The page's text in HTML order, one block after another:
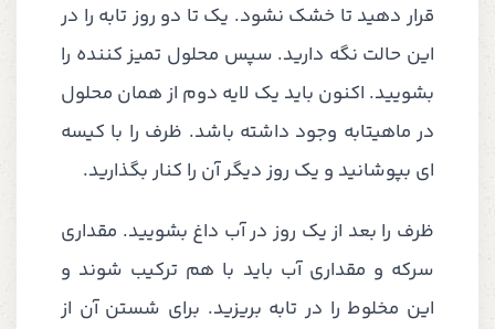
قرار دهید تا خشک نشود. یک تا دو روز تابه را در
این حالت نگه دارید. سپس محلول تمیز کننده را
بشویید. اکنون باید یک لایه دوم از همان محلول
در ماهیتابه وجود داشته باشد. ظرف را با کیسه
ای بپوشانید و یک روز دیگر آن را کنار بگذارید.
ظرف را بعد از یک روز در آب داغ بشویید. مقداری
سرکه و مقداری آب باید با هم ترکیب شوند و
این مخلوط را در تابه بریزید. برای شستن آن از